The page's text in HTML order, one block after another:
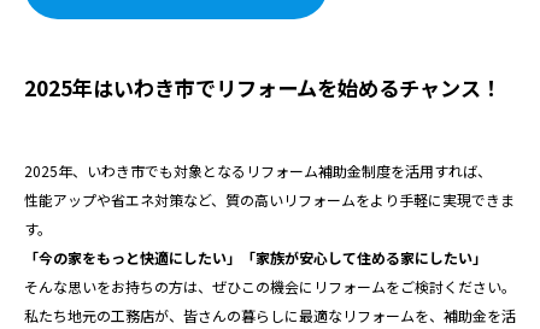
2025年はいわき市でリフォームを始めるチャンス！
2025年、いわき市でも対象となるリフォーム補助金制度を活用すれば、
性能アップや省エネ対策など、質の高いリフォームをより手軽に実現できま
す。
「今の家をもっと快適にしたい」「家族が安心して住める家にしたい」
そんな思いをお持ちの方は、ぜひこの機会にリフォームをご検討ください。
私たち地元の工務店が、皆さんの暮らしに最適なリフォームを、補助金を活